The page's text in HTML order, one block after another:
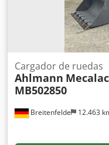
Breitenfelde 12.463
Cargador de ruedas
Ahlmann
MB502850